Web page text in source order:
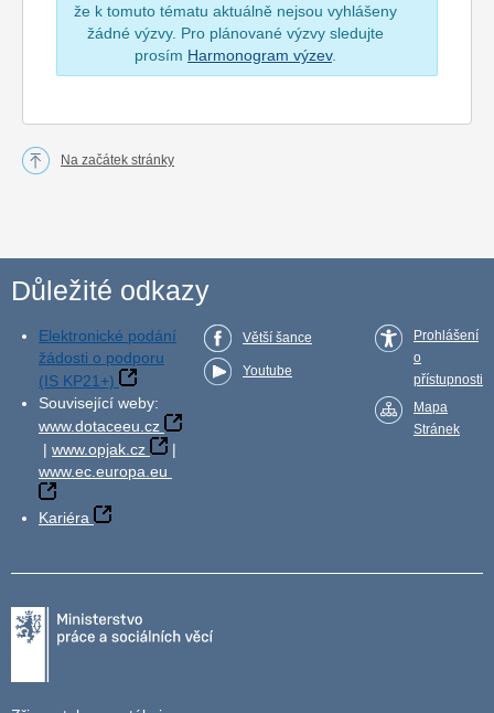
že k tomuto tématu aktuálně nejsou vyhlášeny
žádné výzvy. Pro plánované výzvy sledujte
prosím Harmonogram výzev.
Na začátek stránky
Důležité odkazy
Elektronické podání
žádosti o podporu
(IS KP21+)
Související weby:
www.dotaceeu.cz
| www.opjak.cz
|
www.ec.europa.eu
Kariéra
Větší šance
Youtube
Prohlášení
o
přístupnosti
Mapa
Stránek